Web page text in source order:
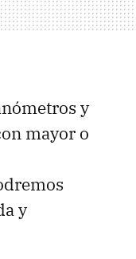
y
mayor o
y